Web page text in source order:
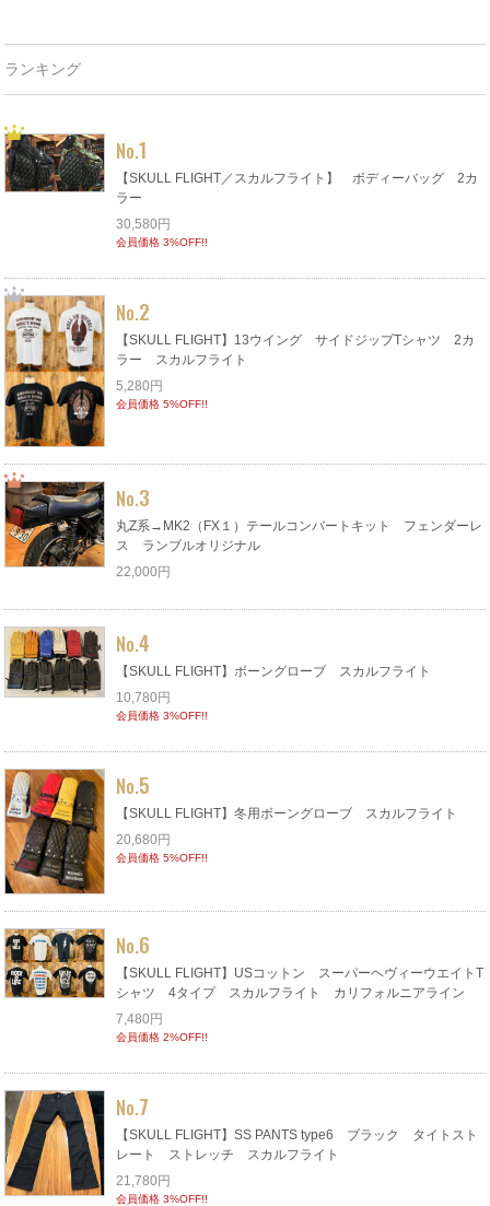
ランキング
No.1
【SKULL FLIGHT／スカルフライト】 ボディーバッグ 2カ
ラー
30,580円
会員価格 3%OFF!!
No.2
【SKULL FLIGHT】13ウイング サイドジップTシャツ 2カ
ラー スカルフライト
5,280円
会員価格 5%OFF!!
No.3
丸Z系→MK2（FX１）テールコンバートキット フェンダーレ
ス ランブルオリジナル
22,000円
No.4
【SKULL FLIGHT】ボーングローブ スカルフライト
10,780円
会員価格 3%OFF!!
No.5
【SKULL FLIGHT】冬用ボーングローブ スカルフライト
20,680円
会員価格 5%OFF!!
No.6
【SKULL FLIGHT】USコットン スーパーヘヴィーウエイトT
シャツ 4タイプ スカルフライト カリフォルニアライン
7,480円
会員価格 2%OFF!!
No.7
【SKULL FLIGHT】SS PANTS type6 ブラック タイトスト
レート ストレッチ スカルフライト
21,780円
会員価格 3%OFF!!